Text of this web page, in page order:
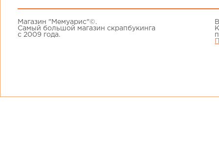
Магазин "Мемуарис"©.
Самый большой магазин скрапбукинга
с 2009 года.